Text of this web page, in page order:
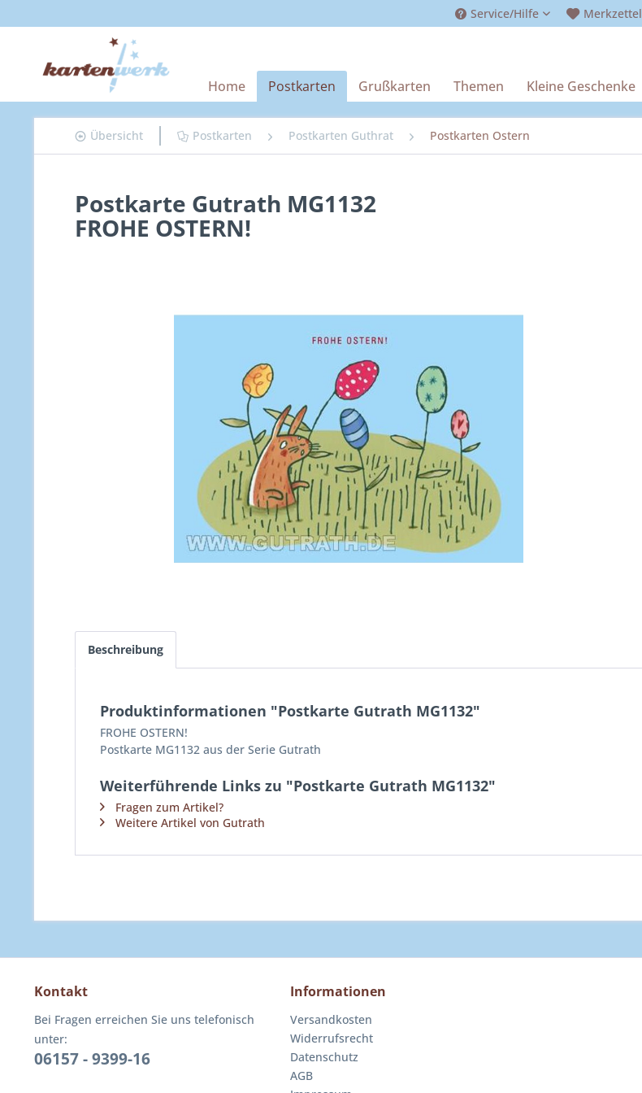
Service/Hilfe Merkzettel
Home Postkarten Grußkarten Themen Kleine Geschenke
Übersicht Postkarten Postkarten Guthrat Postkarten Ostern
Postkarte Gutrath MG1132
FROHE OSTERN!
Beschreibung
Produktinformationen "Postkarte Gutrath MG1132"
FROHE OSTERN!
Postkarte MG1132 aus der Serie Gutrath
Weiterführende Links zu "Postkarte Gutrath MG1132"
Fragen zum Artikel?
Weitere Artikel von Gutrath
Kontakt
Bei Fragen erreichen Sie uns telefonisch
unter:
06157 - 9399-16
Informationen
Versandkosten
Widerrufsrecht
Datenschutz
AGB